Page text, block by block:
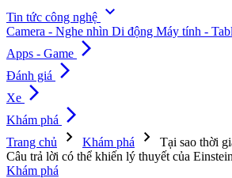
Tin tức công nghệ expand_more
Camera - Nghe nhìn Di động Máy tính -
Apps - Game arrow_forward_ios
Đánh giá arrow_forward_ios
Xe arrow_forward_ios
Khám phá arrow_forward_ios
Trang chủ chevron_right Khám phá chevron_right
Tại sao thời
Câu trả lời có thể khiến lý thuyết của
Khám phá